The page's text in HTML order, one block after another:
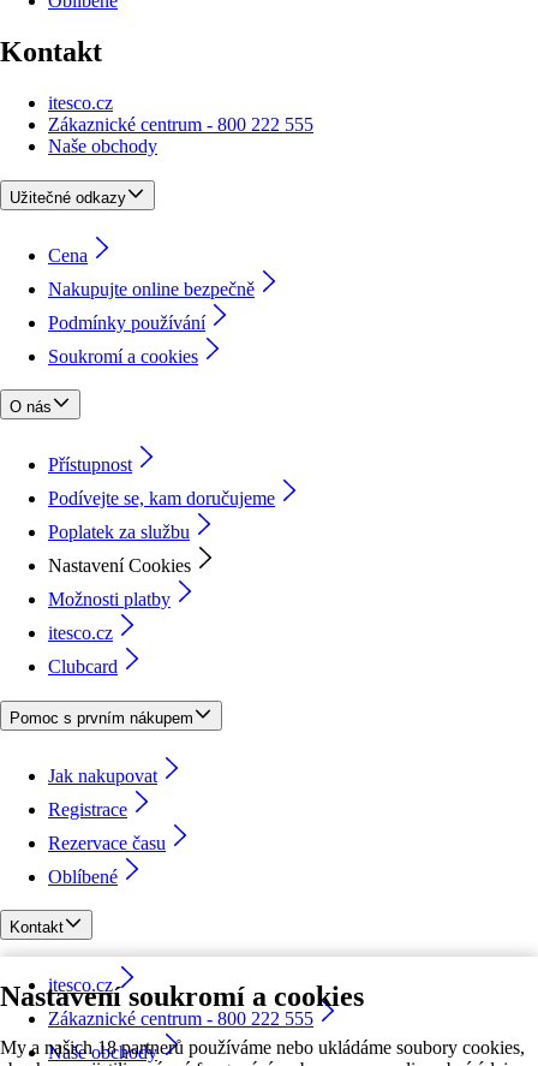
Nastavení soukromí a cookies
My a našich 18 partnerů používáme nebo ukládáme soubory cookies,
Kontakt
itesco.cz
Zákaznické centrum - 800 222 555
Naše obchody
Užitečné odkazy
Cena
Nakupujte online bezpečně
Podmínky používání
Soukromí a cookies
O nás
Přístupnost
Podívejte se, kam doručujeme
Poplatek za službu
Nastavení Cookies
Možnosti platby
itesco.cz
Clubcard
Pomoc s prvním nákupem
Jak nakupovat
Registrace
Rezervace času
Oblíbené
Kontakt
itesco.cz
Zákaznické centrum - 800 222 555
Naše obchody